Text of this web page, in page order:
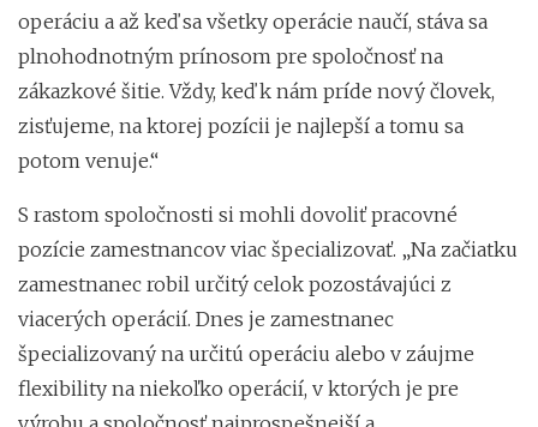
operáciu a až keď sa všetky operácie naučí, stáva sa
plnohodnotným prínosom pre spoločnosť na
zákazkové šitie. Vždy, keď k nám príde nový človek,
zisťujeme, na ktorej pozícii je najlepší a tomu sa
potom venuje.“
S rastom spoločnosti si mohli dovoliť pracovné
pozície zamestnancov viac špecializovať. „Na začiatku
zamestnanec robil určitý celok pozostávajúci z
viacerých operácií. Dnes je zamestnanec
špecializovaný na určitú operáciu alebo v záujme
flexibility na niekoľko operácií, v ktorých je pre